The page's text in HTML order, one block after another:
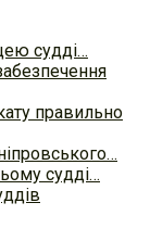
судді…
правильно
судді…